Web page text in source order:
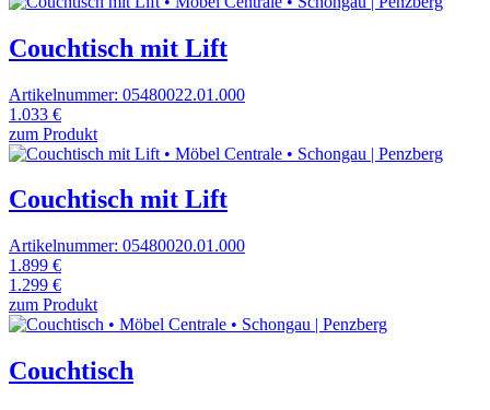
Couchtisch mit Lift
Artikelnummer: 05480022.01.000
1.033 €
zum Produkt
Couchtisch mit Lift
Artikelnummer: 05480020.01.000
1.899 €
1.299 €
zum Produkt
Couchtisch